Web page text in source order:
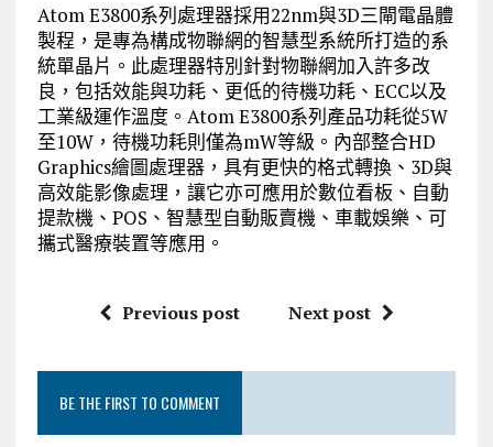
Atom E3800系列處理器採用22nm與3D三閘電晶體
製程，是專為構成物聯網的智慧型系統所打造的系
統單晶片。此處理器特別針對物聯網加入許多改
良，包括效能與功耗、更低的待機功耗、ECC以及
工業級運作溫度。Atom E3800系列產品功耗從5W
至10W，待機功耗則僅為mW等級。內部整合HD
Graphics繪圖處理器，具有更快的格式轉換、3D與
高效能影像處理，讓它亦可應用於數位看板、自動
提款機、POS、智慧型自動販賣機、車載娛樂、可
攜式醫療裝置等應用。
Previous post Next post
BE THE FIRST TO COMMENT